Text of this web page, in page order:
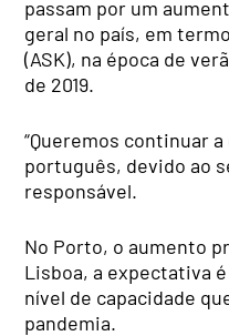
passam por um
geral no país, em
(ASK), na época de
de 2019.
“Queremos continuar
português, devido ao
responsável.
No Porto, o aumento
Lisboa, a expectativa
nível de capacidade
pandemia.